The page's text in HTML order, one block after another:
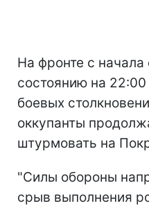
На фронте с начала
состоянию на
боевых
оккупанты
штурмовать на
"Силы обороны
срыв выполнения